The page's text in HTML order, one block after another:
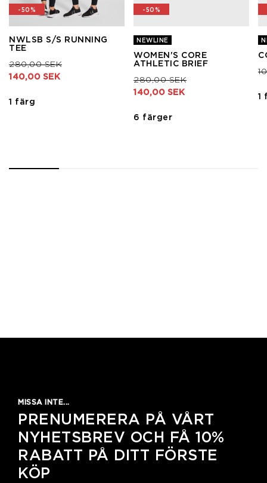
-50%
NWLSB S/S RUNNING
TEE
Pris nedsatt från
280,00 SEKtill
140,00 SEK
1 färg
-50%
NEWLINE
WOMEN'S CORE
ATHLETIC BRIEF
Pris nedsatt från
280,00 SEKtill
140,00 SEK
6 färger
1
MISSA INTE...
PRENUMERERA PÅ VÅRT
NYHETSBREV OCH FÅ 10%
RABATT PÅ DITT FÖRSTE
KÖP